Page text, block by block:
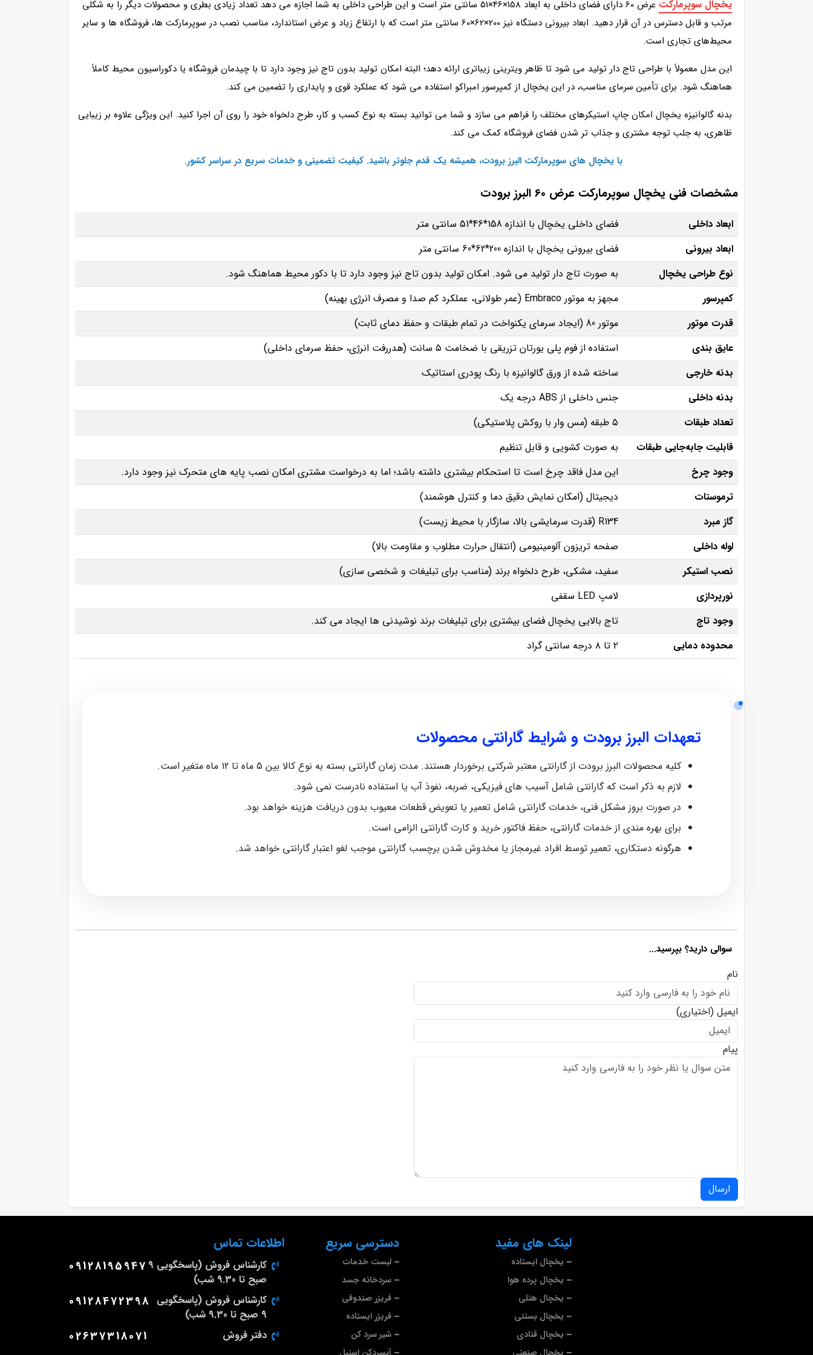
یخچال سوپرمارکت
عرض 60 دارای فضای داخلی به ابعاد 158×46×51 سانتی‌ متر است و این طراحی داخلی به شما اجازه می‌ دهد تعداد زیادی بطری و محصولات دیگر را به شکلی
مرتب و قابل دسترس در آن قرار دهید. ابعاد بیرونی دستگاه نیز 200×62×60 سانتی‌ متر است که با ارتفاع زیاد و عرض استاندارد، مناسب نصب در سوپرمارکت‌ ها، فروشگاه‌ ها و سایر
محیط‌های تجاری است.
این مدل معمولاً با طراحی تاج‌ دار تولید می‌ شود تا ظاهر ویترینی زیباتری ارائه دهد؛ البته امکان تولید بدون تاج نیز وجود دارد تا با چیدمان فروشگاه یا دکوراسیون محیط کاملاً
هماهنگ شود. برای تأمین سرمای مناسب، در این یخچال از کمپرسور امبراکو استفاده می‌ شود که عملکرد قوی و پایداری را تضمین می‌ کند.
بدنه گالوانیزه یخچال امکان چاپ استیکرهای مختلف را فراهم می‌ سازد و شما می‌ توانید بسته به نوع کسب‌ و کار، طرح دلخواه خود را روی آن اجرا کنید. این ویژگی علاوه بر زیبایی
ظاهری، به جلب توجه مشتری و جذاب‌ تر شدن فضای فروشگاه کمک می‌ کند.
با یخچال‌ های سوپرمارکت البرز برودت، همیشه یک قدم جلوتر باشید. کیفیت تضمینی و خدمات سریع در سراسر کشور.
مشخصات فنی یخچال سوپرمارکت عرض 60 البرز برودت
ابعاد داخلی
فضای داخلی یخچال با اندازه 158*46*51 سانتی‌ متر
ابعاد بیرونی
فضای بیرونی یخچال با اندازه 200*62*60 سانتی‌ متر
نوع طراحی یخچال
به صورت تاج‌ دار تولید می‌ شود. امکان تولید بدون تاج نیز وجود دارد تا با دکور محیط هماهنگ شود.
کمپرسور
مجهز به موتور Embraco (عمر طولانی، عملکرد کم‌ صدا و مصرف انرژی بهینه)
قدرت موتور
موتور 80 (ایجاد سرمای یکنواخت در تمام طبقات و حفظ دمای ثابت)
عایق‌ بندی
استفاده از فوم پلی‌ یورتان تزریقی با ضخامت ۵ سانت (هدررفت انرژی، حفظ سرمای داخلی)
بدنه خارجی
ساخته‌ شده از ورق گالوانیزه با رنگ پودری استاتیک
بدنه داخلی
جنس داخلی از ABS درجه یک
تعداد طبقات
۵ طبقه (مس‌ وار با روکش پلاستیکی)
قابلیت جابه‌جایی طبقات
به‌ صورت کشویی و قابل تنظیم
وجود چرخ
این مدل فاقد چرخ است تا استحکام بیشتری داشته باشد؛ اما به‌ درخواست مشتری امکان نصب پایه‌ های متحرک نیز وجود دارد.
ترموستات
دیجیتال (امکان نمایش دقیق دما و کنترل هوشمند)
گاز مبرد
R134 (قدرت سرمایشی بالا، سازگار با محیط ‌زیست)
لوله داخلی
صفحه تریزون آلومینیومی (انتقال حرارت مطلوب و مقاومت بالا)
نصب استیکر
سفید، مشکی، طرح دلخواه برند (مناسب برای تبلیغات و شخصی‌ سازی)
نورپردازی
لامپ LED سقفی
وجود تاج
تاج بالایی یخچال فضای بیشتری برای تبلیغات برند نوشیدنی‌ ها ایجاد می‌ کند.
محدوده دمایی
۲ تا ۸ درجه سانتی‌ گراد
تعهدات البرز برودت و شرایط گارانتی محصولات
کلیه محصولات البرز برودت از گارانتی معتبر شرکتی برخوردار هستند. مدت زمان گارانتی بسته به نوع کالا بین 5 ماه تا 12 ماه متغیر است.
لازم به ذکر است که گارانتی شامل آسیب‌ های فیزیکی، ضربه، نفوذ آب یا استفاده نادرست نمی‌ شود.
در صورت بروز مشکل فنی، خدمات گارانتی شامل تعمیر یا تعویض قطعات معیوب بدون دریافت هزینه خواهد بود.
برای بهره‌ مندی از خدمات گارانتی، حفظ فاکتور خرید و کارت گارانتی الزامی است.
هرگونه دستکاری، تعمیر توسط افراد غیرمجاز یا مخدوش شدن برچسب گارانتی موجب لغو اعتبار گارانتی خواهد شد.
سوالی دارید؟ بپرسید...
نام
ایمیل (اختیاری)
پیام
ارسال
لینک های مفید
یخچال ایستاده
یخچال پرده هوا
یخچال هتلی
یخچال بستنی
یخچال قنادی
دسترسی سریع
لیست خدمات
سردخانه جسد
فریزر صندوقی
فریزر ایستاده
شیر سرد کن
اطلاعات تماس
کارشناس فروش (پاسخگویی 9
صبح تا 9.30 شب)
09128195947
کارشناس فروش (پاسخگویی
9 صبح تا 9.30 شب)
09128472398
دفتر فروش 02637318071